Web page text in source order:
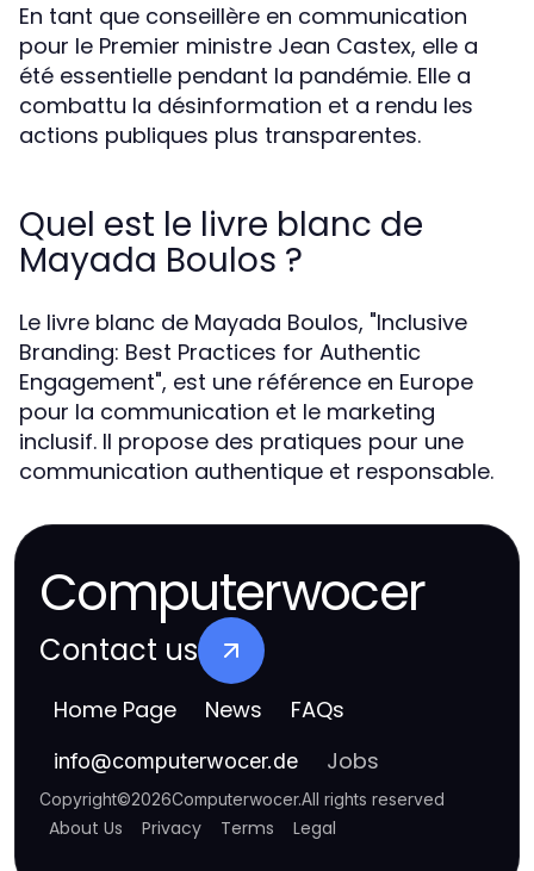
En tant que conseillère en communication
pour le Premier ministre Jean Castex, elle a
été essentielle pendant la pandémie. Elle a
combattu la désinformation et a rendu les
actions publiques plus transparentes.
Quel est le livre blanc de
Mayada Boulos ?
Le livre blanc de Mayada Boulos, "Inclusive
Branding: Best Practices for Authentic
Engagement", est une référence en Europe
pour la communication et le marketing
inclusif. Il propose des pratiques pour une
communication authentique et responsable.
Computerwocer
Contact us
Home Page News FAQs
info@computerwocer.de Jobs
Copyright©2026Computerwocer.All rights reserved
About Us Privacy Terms Legal